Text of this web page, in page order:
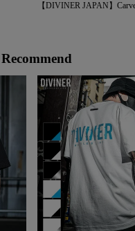
【DIVINER JAPAN】